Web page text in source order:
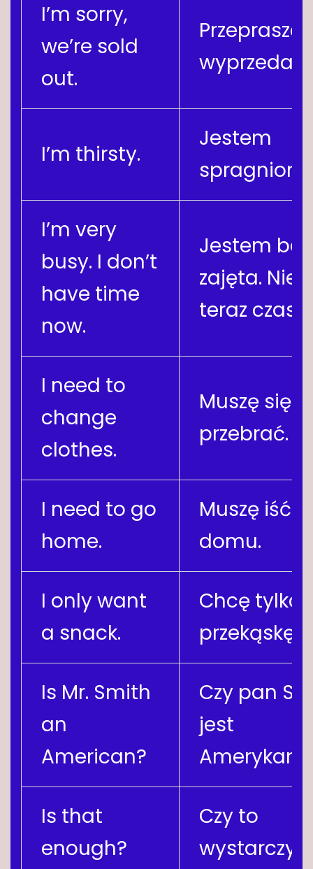
I’m sorry,
we’re sold
out.
I’m thirsty.
Jestem
I’m very
busy. I don’t
have time
now.
Jestem
zajęta. Nie
teraz czasu.
I need to
change
clothes.
Muszę się
przebrać.
I need to go
home.
Muszę iść
domu.
I only want
a snack.
Chcę tylko
przekąskę.
Is Mr. Smith
an
American?
Czy pan
jest
Is that
enough?
Czy to
wystarczy?